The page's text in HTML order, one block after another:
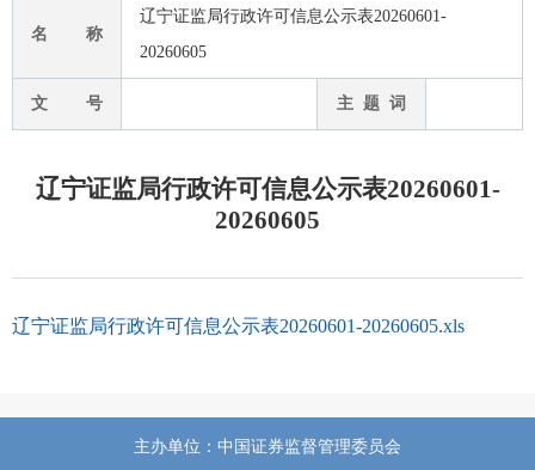
名 称
辽宁证监局行政许可信息公示表20260601-
20260605
文 号 主 题 词
辽宁证监局行政许可信息公示表20260601-
20260605
辽宁证监局行政许可信息公示表20260601-20260605.xls
主办单位：中国证券监督管理委员会